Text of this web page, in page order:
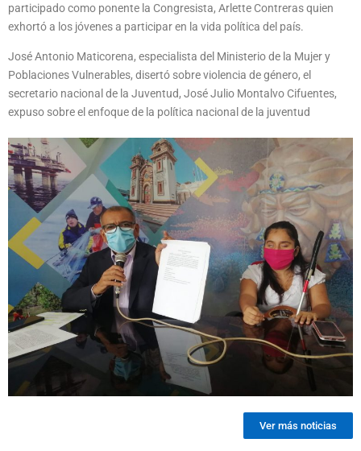
participado como ponente la Congresista, Arlette Contreras quien
exhortó a los jóvenes a participar en la vida política del país.
José Antonio Maticorena, especialista del Ministerio de la Mujer y
Poblaciones Vulnerables, disertó sobre violencia de género, el
secretario nacional de la Juventud, José Julio Montalvo Cifuentes,
expuso sobre el enfoque de la política nacional de la juventud
Ver más noticias